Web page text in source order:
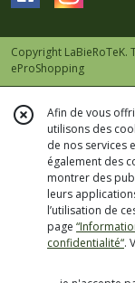
Copyright LaBieRoTeK.
eProShopping
Afin de vous
utilisons des
de nos services
également des
montrer des
leurs
l’utilisation de
page
confidentialité“.